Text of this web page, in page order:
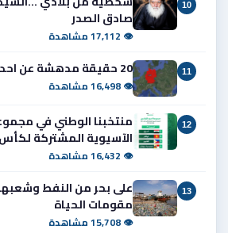
10
صادق الصدر
👁 17,112 مشاهدة
11 20 حقيقة مدهشة عن احد البلدان الاوربية
👁 16,498 مشاهدة
12
الآسيوية المشتركة لكأس
👁 16,432 مشاهدة
13
على بحر من النفط
مقومات الحياة
👁 15,708 مشاهدة